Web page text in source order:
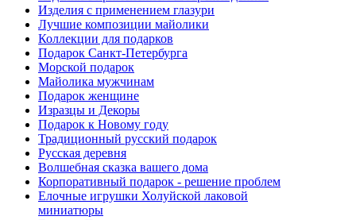
Изделия с применением глазури
Лучшие композиции майолики
Коллекции для подарков
Подарок Санкт-Петербурга
Морской подарок
Майолика мужчинам
Подарок женщине
Изразцы и Декоры
Подарок к Новому году
Традиционный русский подарок
Русская деревня
Волшебная сказка вашего дома
Корпоративный подарок - решение проблем
Елочные игрушки Холуйской лаковой
миниатюры